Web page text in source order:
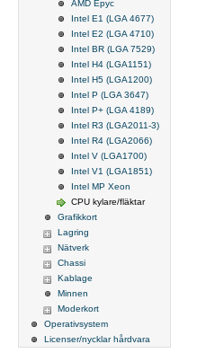
AMD Epyc
Intel E1 (LGA 4677)
Intel E2 (LGA 4710)
Intel BR (LGA 7529)
Intel H4 (LGA1151)
Intel H5 (LGA1200)
Intel P (LGA 3647)
Intel P+ (LGA 4189)
Intel R3 (LGA2011-3)
Intel R4 (LGA2066)
Intel V (LGA1700)
Intel V1 (LGA1851)
Intel MP Xeon
CPU kylare/fläktar
Grafikkort
Lagring
Nätverk
Chassi
Kablage
Minnen
Moderkort
Operativsystem
Licenser/nycklar hårdvara